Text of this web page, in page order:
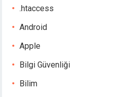
.htaccess
Android
Apple
Bilgi Güvenliği
Bilim